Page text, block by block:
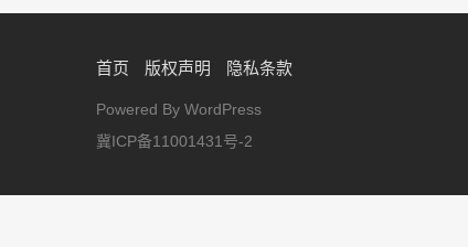
首页 版权声明 隐私条款
Powered By WordPress
冀ICP备11001431号-2